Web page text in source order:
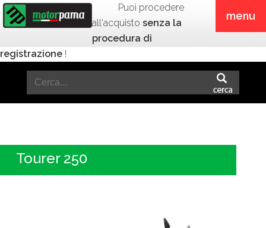
menu
Puoi procedere
all'acquisto senza la
procedura di
registrazione !
Tourer 250